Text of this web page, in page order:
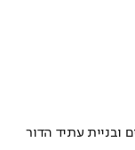
ובניית עתיד הדור